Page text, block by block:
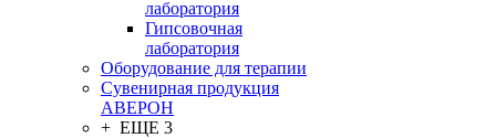
лаборатория
Гипсовочная
лаборатория
Оборудование для терапии
Сувенирная продукция
АВЕРОН
+ ЕЩЕ 3